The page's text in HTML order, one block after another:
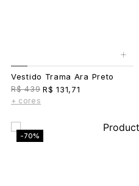
+
Vestido Trama Ara Preto
R$ 439 R$ 131,71
+ cores
-70%